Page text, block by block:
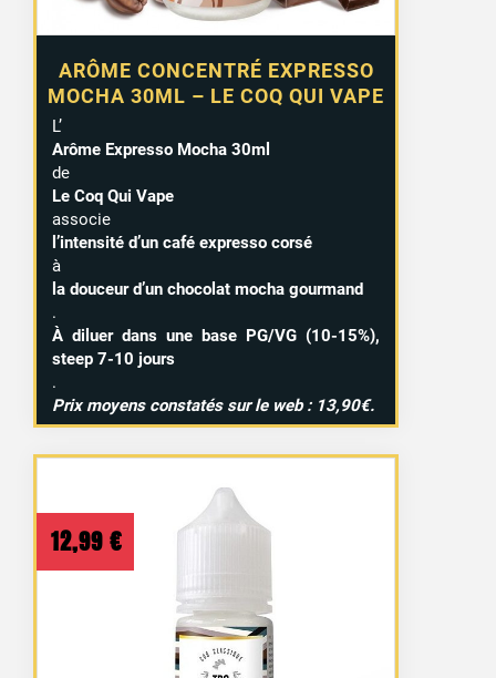
ARÔME CONCENTRÉ EXPRESSO
MOCHA 30ML – LE COQ QUI VAPE
L’
Arôme Expresso Mocha 30ml
de
Le Coq Qui Vape
associe
l’intensité d’un café expresso corsé
à
la douceur d’un chocolat mocha gourmand
.
À diluer dans une base PG/VG (10-15%),
steep 7-10 jours
.
Prix moyens constatés sur le web : 13,90€.
12,99 €